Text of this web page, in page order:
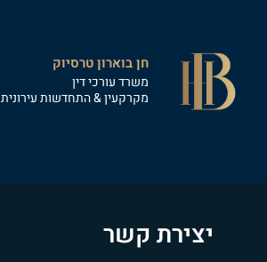
חן בוארון טרסיוק
משרד עורכי דין
מקרקעין & התחדשות עירונית
יצירת קשר